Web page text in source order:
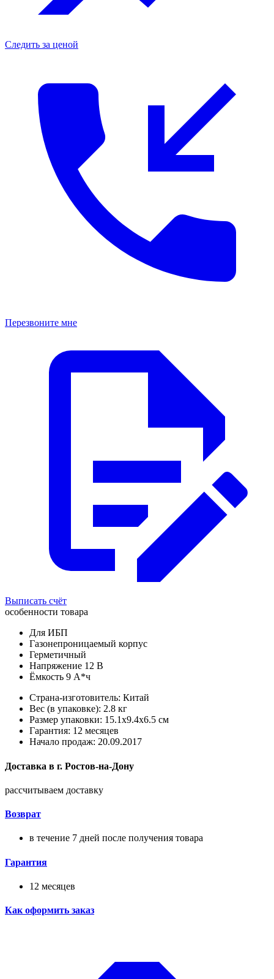
Следить за ценой
Перезвоните мне
Выписать счёт
особенности товара
Для ИБП
Газонепроницаемый корпус
Герметичный
Напряжение 12 В
Ёмкость 9 А*ч
Страна-изготовитель: Китай
Вес (в упаковке): 2.8 кг
Размер упаковки: 15.1x9.4x6.5 см
Гарантия: 12 месяцев
Начало продаж: 20.09.2017
Доставка в г. Ростов-на-Дону
рассчитываем доставку
Возврат
в течение 7 дней после получения товара
Гарантия
12 месяцев
Как оформить заказ